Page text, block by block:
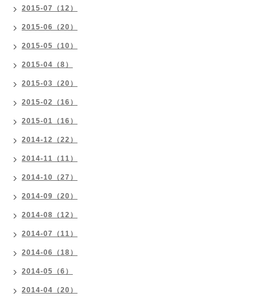
2015-07（12）
2015-06（20）
2015-05（10）
2015-04（8）
2015-03（20）
2015-02（16）
2015-01（16）
2014-12（22）
2014-11（11）
2014-10（27）
2014-09（20）
2014-08（12）
2014-07（11）
2014-06（18）
2014-05（6）
2014-04（20）